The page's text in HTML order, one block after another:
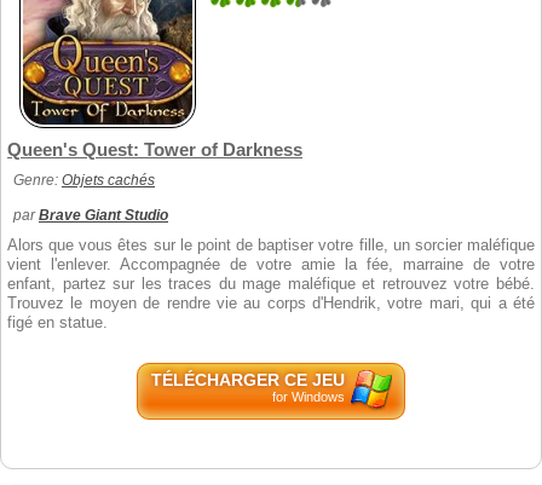
Queen's Quest: Tower of Darkness
Genre: Objets cachés
parBrave Giant Studio
Alors que vous êtes sur le point de baptiser votre fille, un sorcier maléfique
vient l'enlever. Accompagnée de votre amie la fée, marraine de votre
enfant, partez sur les traces du mage maléfique et retrouvez votre bébé.
Trouvez le moyen de rendre vie au corps d'Hendrik, votre mari, qui a été
figé en statue.
TÉLÉCHARGER CE JEU
for Windows